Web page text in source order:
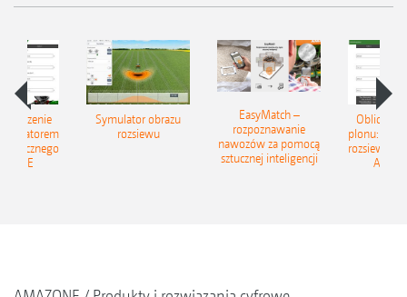
Twojej stronie – niezawodnie
i kompetentnie.
Internet: www.amazone.de
E-Mail: duengeservice@amazone.de
Telefon:
Symulator obrazu
rozsiewu
EasyMatch –
rozpoznawanie
nawozów za pomocą
sztucznej inteligencji
Oblicz
plonu: Z
rozsiewu